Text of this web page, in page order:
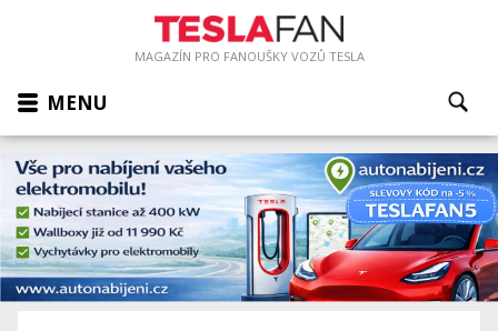
MAGAZÍN PRO FANOUŠKY VOZŮ TESLA
MENU